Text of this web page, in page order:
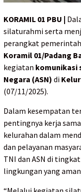
KORAMIL 01 PBU |
silaturahmi serta
perangkat
Koramil 01/Padang
kegiatan komunikasi
Negara (ASN) di
(07/11/2025).
Dalam kesempatan
pentingnya kerja
kelurahan dalam
dan pelayanan
TNI dan ASN di
lingkungan yang